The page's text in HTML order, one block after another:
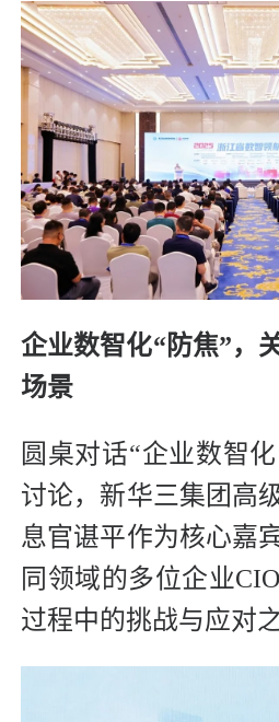
企业数智化“防焦”，
场景
圆桌对话“企业数智
讨论，新华三集团高
息官谌平作为核心嘉
同领域的多位企业
过程中的挑战与应对之